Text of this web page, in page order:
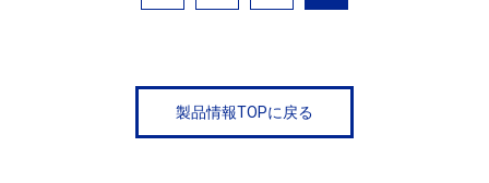
製品情報TOPに戻る